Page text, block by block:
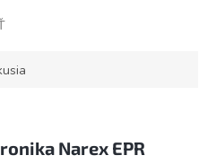
Narex EPR